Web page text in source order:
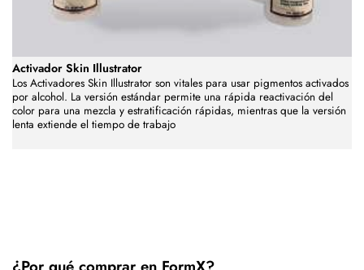
Activador Skin Illustrator
Los Activadores Skin Illustrator son vitales para usar pigmentos activados
por alcohol. La versión estándar permite una rápida reactivación del
color para una mezcla y estratificación rápidas, mientras que la versión
lenta extiende el tiempo de trabajo